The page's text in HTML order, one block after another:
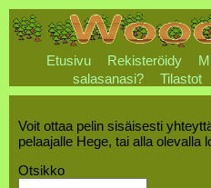
Etusivu Rekisteröidy
salasanasi?
Tilastot
Voit ottaa pelin sisäisesti
pelaajalle Hege, tai alla olevalla
Otsikko